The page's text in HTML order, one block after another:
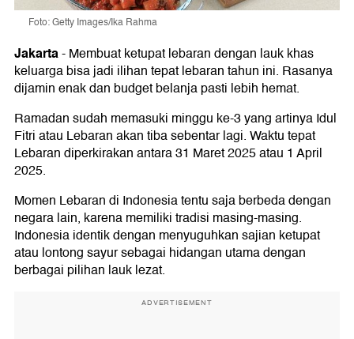
Foto: Getty Images/Ika Rahma
Jakarta-Membuat ketupat lebaran dengan lauk khas
keluarga bisa jadi ilihan tepat lebaran tahun ini. Rasanya
dijamin enak dan budget belanja pasti lebih hemat.
Ramadan sudah memasuki minggu ke-3 yang artinya Idul
Fitri atau Lebaran akan tiba sebentar lagi. Waktu tepat
Lebaran diperkirakan antara 31 Maret 2025 atau 1 April
2025.
Momen Lebaran di Indonesia tentu saja berbeda dengan
negara lain, karena memiliki tradisi masing-masing.
Indonesia identik dengan menyuguhkan sajian ketupat
atau lontong sayur sebagai hidangan utama dengan
berbagai pilihan lauk lezat.
ADVERTISEMENT